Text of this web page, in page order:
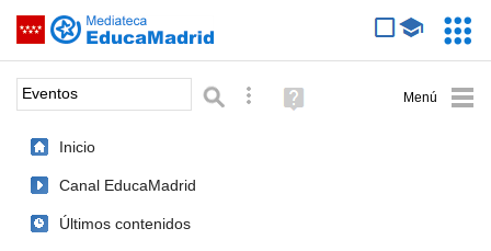
Saltar navegación
Palabra o frase: Búsqueda avanzada
Ayuda
(en
Inicio
Canal EducaMadrid
Últimos contenidos